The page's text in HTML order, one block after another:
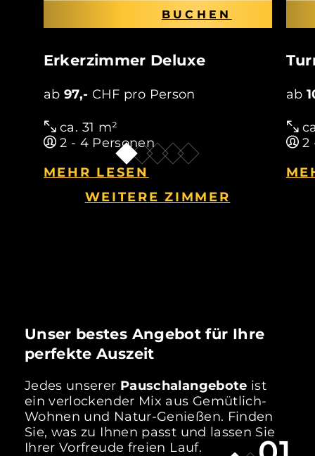
BUCHEN
Erkerzimmer Deluxe
ab 97,- CHF pro Person
ca. 31 m²
2 - 4 Personen
MEHR LESEN
ab
2
WEITERE ZIMMER
Unser bestes Angebot für Ihre
perfekte Auszeit
Jedes unserer Pauschalangebote ist
ein verlockender Mix aus Gemütlich-
Wohnen und Natur-Genießen. Finden
Sie, was zu Ihnen passt und lassen Sie
Ihrer Vorfreude freien Lauf.